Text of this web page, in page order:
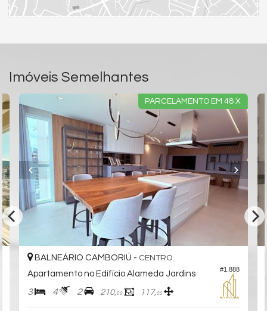
Imóveis Semelhantes
PARCELAMENTO EM 48 X
#1.888
BALNEÁRIO CAMBORIÚ - CENTRO
Apartamento no Edifício Alameda Jardins
3 4 2 210,00 117,00